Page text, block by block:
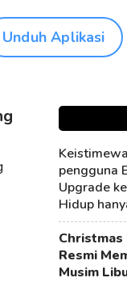
Unduh Aplikasi
pengguna
Upgrade
Hidup
Christmas
Resmi
Musim